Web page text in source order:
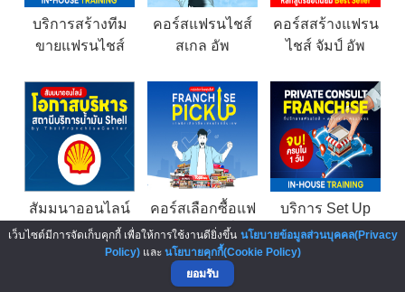
บริการสร้างทีม
ขายแฟรนไชส์
Upsale Team |
In-House
Training
คอร์สแฟรนไชส์
สเกล อัพ
Up) รุ่นที่ 1
คอร์สสร้างแฟรน
ไชส์ จัมป์ อัพ
Up) รุ่น 19
สัมมนาออนไลน์
โอกาสบริหาร
สถานีบริการ
คอร์สเลือกซื้อแฟ
รนไชส์ รุ่นที่ 5
วิเคราะห์เป็น •
อ่านงบได้ • ลงทุน
บริการ Set Up
Franchise พร้อม
ขายได้ทันที
เว็บไซต์มีการจัดเก็บคุกกี้ เพื่อให้การใช้งานดียิ่งขึ้น นโยบายข้อมูลส่วนบุคคล(Privacy
Policy)และ นโยบายคุกกี้(Cookie Policy)
ยอมรับ